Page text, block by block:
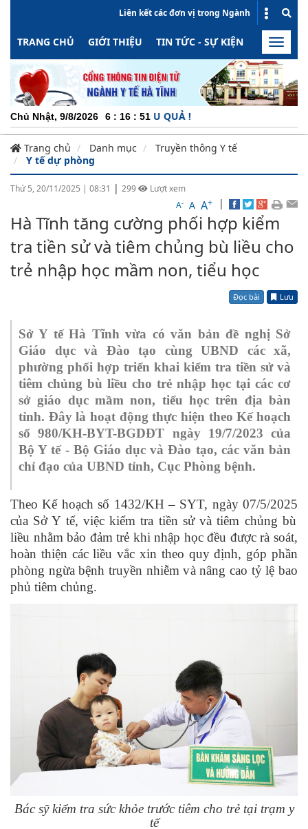
Liên kết các đơn vị trong Ngành
TRANG CHỦ GIỚI THIỆU TIN TỨC - SỰ KIỆN HOẠT
Toggle
Chủ Nhật, 9/8/2026 6 : 16 : 51
ĐỘNG - MINH BẠCH - HIỆU QUẢ !
Trang chủ Danh mục
Truyền thông Y tế
Y tế dự phòng
Thứ 5, 20/11/2025 | 08:31 | 299
Lượt xem
A- A A+ |
Hà Tĩnh tăng cường phối hợp kiểm
tra tiền sử và tiêm chủng bù liều cho
trẻ nhập học mầm non, tiểu học
Đọc bài Lưu
Sở Y tế Hà Tĩnh vừa có văn bản đề nghị Sở
Giáo dục và Đào tạo cùng UBND các xã,
phường phối hợp triển khai kiểm tra tiền sử và
tiêm chủng bù liều cho trẻ nhập học tại các cơ
sở giáo dục mầm non, tiểu học trên địa bàn
tỉnh. Đây là hoạt động thực hiện theoKế hoạch
số 980/KH-BYT-BGDĐT ngày 19/7/2023 của
Bộ Y tế - Bộ Giáo dục và Đào tạo, các văn bản
chỉ đạo của UBND tỉnh, Cục Phòng bệnh.
Theo Kế hoạchsố 1432/KH – SYT, ngày 07/5/2025
của Sở Y tế, việc kiểm tra tiền sử và tiêm chủng bù
liều nhằm bảo đảm trẻ khi nhập học đều được rà soát,
hoàn thiện các liều vắc xin theo quy định, góp phần
phòng ngừa bệnh truyền nhiễm và nâng cao tỷ lệ bao
phủ tiêm chủng.
Bác sỹ kiểm tra sức khỏe trước tiêm cho trẻ tại trạm y
tế